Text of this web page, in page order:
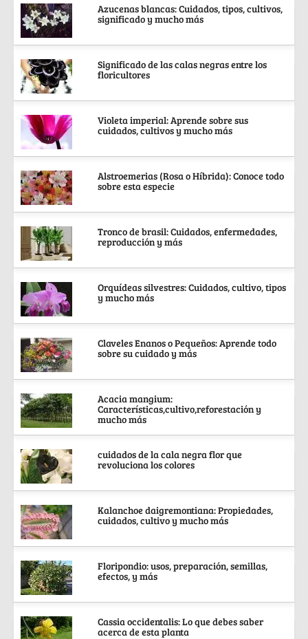
Azucenas blancas: Cuidados, tipos, cultivos,
significado y mucho más
Significado de las calas negras entre los
floricultores
Violeta imperial: Aprende sobre sus
cuidados, cultivos y mucho más
Alstroemerias (Rosa o Híbrida): Conoce todo
sobre esta especie
Tronco de brasil: Cuidados, enfermedades,
reproducción y más
Orquídeas silvestres: Cuidados, cultivo, tipos
y mucho más
Claveles Enanos o Pequeños: Aprende todo
sobre su cuidado y más
Acacia mangium:
Características,cultivo,reforestación y
mucho más
cuidados de la cala negra flor que
revoluciona los colores
Kalanchoe daigremontiana: Propiedades,
cuidados, cultivo y mucho más
Floripondio: usos, preparación, semillas,
efectos, y más
Cassia occidentalis: Lo que debes saber
acerca de esta planta